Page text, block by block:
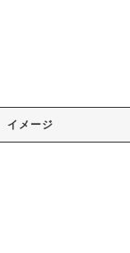
イメージ